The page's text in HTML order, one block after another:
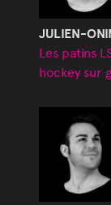
JULIEN-
Les patins
hockey sur